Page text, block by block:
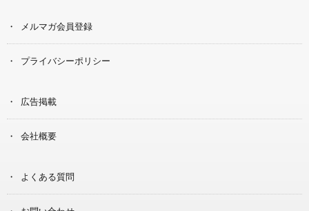
メルマガ会員登録
プライバシーポリシー
広告掲載
会社概要
よくある質問